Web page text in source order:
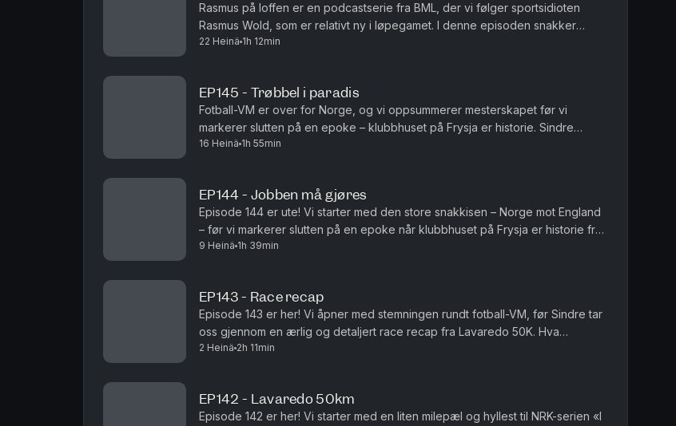
Rasmus på loffen er en podcastserie fra BML, der vi følger sportsidioten
Rasmus Wold, som er relativt ny i løpegamet. I denne episoden snakker
Rasmus og Andreas løst og fast om trening i sommerferien,...
22 Heinä 1h 12min
EP145 - Trøbbel i paradis
Fotball-VM er over for Norge, og vi oppsummerer mesterskapet før vi
markerer slutten på en epoke – klubbhuset på Frysja er historie. Sindre
fortsetter gjennomgangen av Lavaredo 50K, med erfaringene fr...
16 Heinä 1h 55min
EP144 - Jobben må gjøres
Episode 144 er ute! Vi starter med den store snakkisen – Norge mot England
– før vi markerer slutten på en epoke når klubbhuset på Frysja er historie fra
9 Heinä 1h 39min
EP143 - Race recap
Episode 143 er her! Vi åpner med stemningen rundt fotball-VM, før Sindre tar
oss gjennom en ærlig og detaljert race recap fra Lavaredo 50K. Hva
fungerte? Hva gikk galt? Og hva tar han med seg videre m...
2 Heinä 2h 11min
EP142 - Lavaredo 50km
Episode 142 er her! Vi starter med en liten milepæl og hyllest til NRK-serien «I